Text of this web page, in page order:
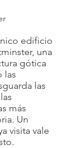
edificio
una
gótica
las
las
más
Un
visita vale